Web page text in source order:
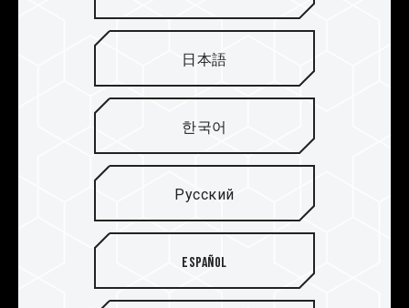
Высококачественный
радиатор с оребрением и
эффективностью
охлаждения, улучшенной
на 10%
Компания TEAMGROUP разработала радиатор с
совершенно новой концепцией внешнего
дизайна. Высококачественный модуль памяти
для оверклокинга выполнен из алюминия,
полученного с помощью передовой технологии
экструзии на станке с ЧПУ. Уникальная
日本語
한국어
Русский
Español